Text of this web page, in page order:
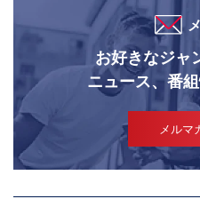
お好きなジャ
ニュース、番
メルマ